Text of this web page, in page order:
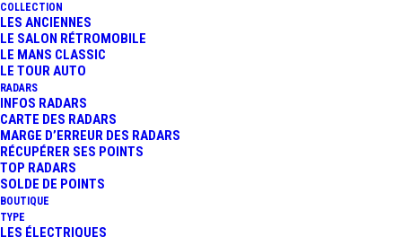
COLLECTION
LES ANCIENNES
LE SALON RÉTROMOBILE
LE MANS CLASSIC
LE TOUR AUTO
RADARS
INFOS RADARS
CARTE DES RADARS
MARGE D’ERREUR DES RADARS
RÉCUPÉRER SES POINTS
TOP RADARS
SOLDE DE POINTS
BOUTIQUE
TYPE
LES ÉLECTRIQUES
6 octobre 2025
DACIA HIPSTER